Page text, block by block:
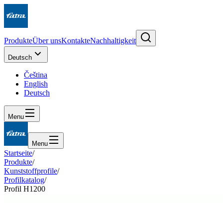
ProdukteÜber unsKontakteNachhaltigkeit
Deutsch
Čeština
English
Deutsch
Menu
Menu
Startseite/
Produkte/
Kunststoffprofile/
Profilkatalog/
Profil H1200